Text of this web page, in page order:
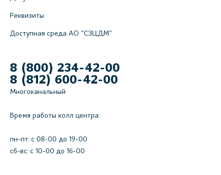
Реквизиты
Доступная среда АО "СЗЦДМ"
8 (800) 234-42-00
8 (812) 600-42-00
Многоканальный
Время работы колл центра:
пн-пт: c 08-00 до 19-00
сб-вс: с 10-00 до 16-00